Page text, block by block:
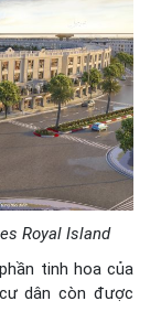
Royal Island
tinh hoa của
dân còn được